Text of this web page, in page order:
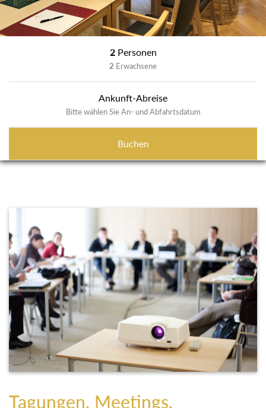
2 Personen
2 Erwachsene
Ankunft-Abreise
Bitte wählen Sie An- und Abfahrtsdatum
Buchen
Tagungen, Meetings,